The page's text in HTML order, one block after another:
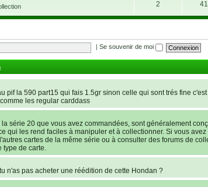
2
|Se souvenir de moi
pif la 590 part15 qui fais 1.5gr sinon celle qui sont trés fine
les regular carddass
série 20 que vous avez commandées, sont généralement
qui les rend faciles à manipuler et à collectionner. Si vous
cartes de la même série ou à consulter des forums de
de carte.
n'as pas acheter une réédition de cette Hondan ?